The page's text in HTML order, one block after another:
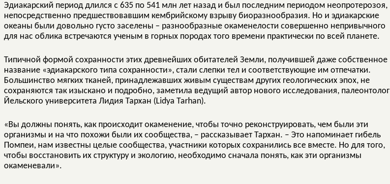
Эдиакарский период длился с 635 по 541 млн лет назад и был последним периодом неопротерозоя,
непосредственно предшествовавшим кембрийскому взрыву биоразнообразия. Но и эдиакарские
океаны были довольно густо заселены – разнообразные окаменелости совершенно непривычного
для нас облика встречаются ученым в горных породах того времени практически по всей планете.
Типичной формой сохранности этих древнейших обитателей Земли, получившей даже собственное
название «эдиакарского типа сохранности», стали слепки тел и соответствующие им отпечатки.
Большинство мягких тканей, принадлежавших живым существам других геологических эпох, не
сохраняются так изыскано и подробно, заметила ведущий автор нового исследования, палеонтолог
Йельского университета Лидия Тархан (Lidya Tarhan).
«Вы должны понять, как происходит окаменение, чтобы точно реконструировать, чем были эти
организмы и на что похожи были их сообщества, – рассказывает Тархан. – Это напоминает гибель
Помпеи, нам известны целые сообщества, участники которых сохранились все вместе. Но для того,
чтобы восстановить их структуру и экологию, необходимо сначала понять, как эти организмы
окаменевали».